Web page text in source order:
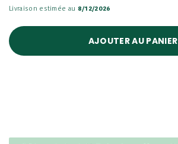
Livraison estimée au 8/12/2026
AJOUTER AU PANIER